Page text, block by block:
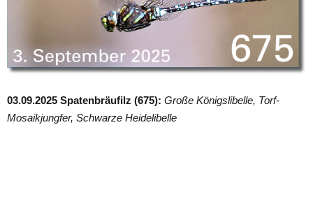
03.09.2025 Spatenbräufilz (675): Große Königslibelle, Torf-
Mosaikjungfer, Schwarze Heidelibelle